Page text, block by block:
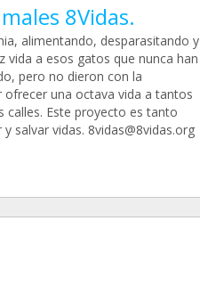
8Vidas.
alimentando, desparasitando y
vida a esos gatos que nunca han
pero no dieron con la
ofrecer una octava vida a tantos
calles. Este proyecto es tanto
salvar vidas. 8vidas@8vidas.org